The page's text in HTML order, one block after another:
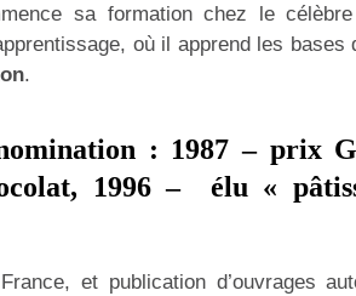
sa formation chez le
où il apprend les bases
.
: 1987 – prix
1996 – élu «
et publication d’ouvrages